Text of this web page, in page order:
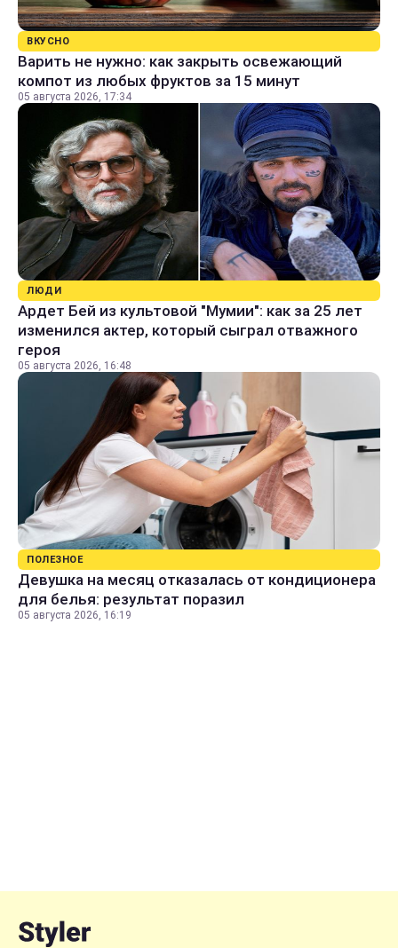
ВКУСНО
Варить не нужно: как закрыть освежающий
компот из любых фруктов за 15 минут
05 августа 2026, 17:34
ЛЮДИ
Ардет Бей из культовой "Мумии": как за 25 лет
изменился актер, который сыграл отважного
героя
05 августа 2026, 16:48
ПОЛЕЗНОЕ
Девушка на месяц отказалась от кондиционера
для белья: результат поразил
05 августа 2026, 16:19